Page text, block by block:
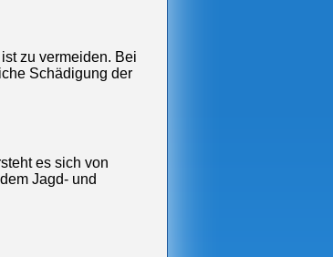
zu vermeiden. Bei
Schädigung der
es sich von
Jagd- und